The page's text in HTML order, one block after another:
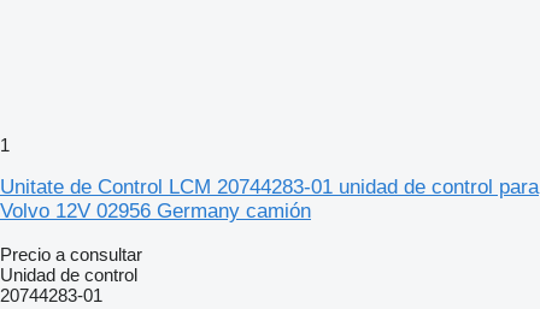
1
Unitate de Control LCM 20744283-01 unidad de control para
Volvo 12V 02956 Germany camión
Precio a consultar
Unidad de control
20744283-01